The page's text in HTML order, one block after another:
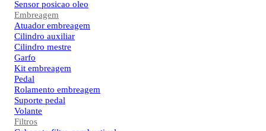
Sensor posicao oleo
Embreagem
Atuador embreagem
Cilindro auxiliar
Cilindro mestre
Garfo
Kit embreagem
Pedal
Rolamento embreagem
Suporte pedal
Volante
Filtros